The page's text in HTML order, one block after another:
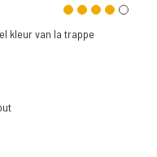
kleur van la trappe